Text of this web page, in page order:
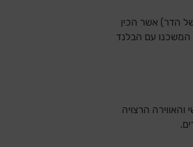
הדר) אשר הכין
המשכנו עם הבלנד
הרצויה